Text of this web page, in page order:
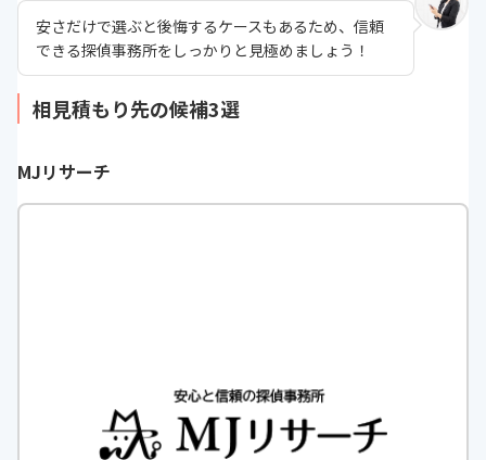
安さだけで選ぶと後悔するケースもあるため、信頼
できる探偵事務所をしっかりと見極めましょう！
相見積もり先の候補3選
MJリサーチ